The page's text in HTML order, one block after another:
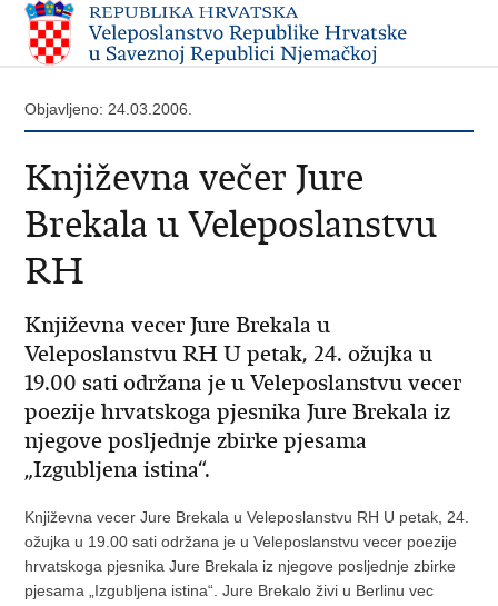
Objavljeno: 24.03.2006.
Književna večer Jure
Brekala u Veleposlanstvu
RH
Književna vecer Jure Brekala u
Veleposlanstvu RH U petak, 24. ožujka u
19.00 sati održana je u Veleposlanstvu vecer
poezije hrvatskoga pjesnika Jure Brekala iz
njegove posljednje zbirke pjesama
„Izgubljena istina“.
Književna vecer Jure Brekala u Veleposlanstvu RH U petak, 24.
ožujka u 19.00 sati održana je u Veleposlanstvu vecer poezije
hrvatskoga pjesnika Jure Brekala iz njegove posljednje zbirke
pjesama „Izgubljena istina“. Jure Brekalo živi u Berlinu vec